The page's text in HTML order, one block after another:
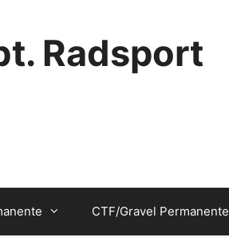
Radsport
CTF/Gravel Permanente